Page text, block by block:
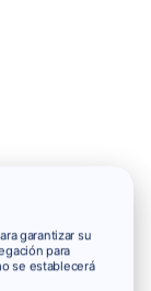
garantizar su
para
se establecerá